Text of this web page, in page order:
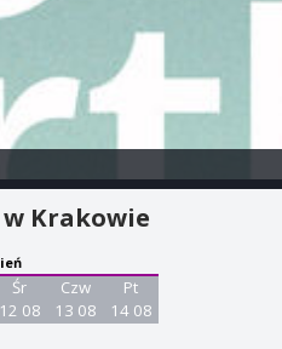
w Krakowie
Śr
12 08
Czw
13 08
Pt
14 08